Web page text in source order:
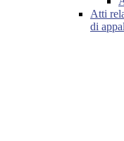
Atti
di